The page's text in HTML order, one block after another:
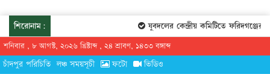
শিরোনাম: যুবদলের কেন্দ্রীয় কমিটিতে ফরিদগঞ্জের
শনিবার , ৮ আগস্ট, ২০২৬ খ্রিষ্টাব্দ , ২৪ শ্রাবণ, ১৪৩৩ বঙ্গাব্দ
চাঁদপুর পরিচিতি লঞ্চ সময়সূচী ফটো ভিডিও